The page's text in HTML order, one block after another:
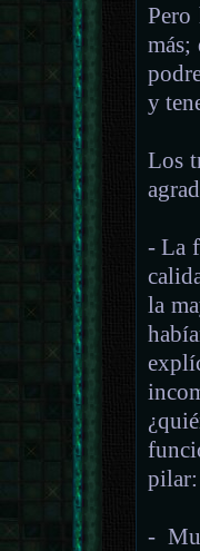
más;
y
Los
- La
la
pilar:
-